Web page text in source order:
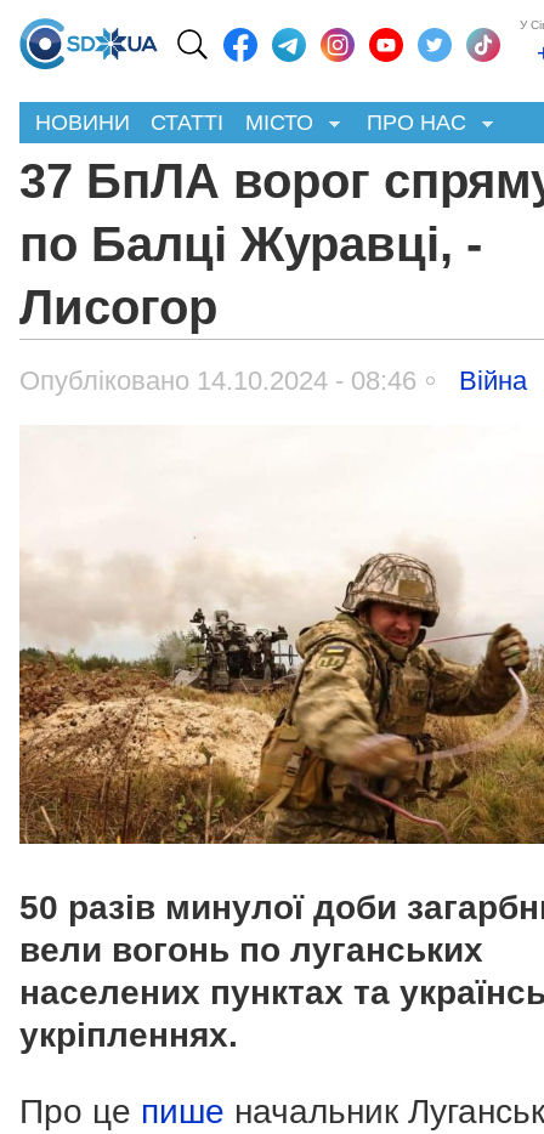
У
НОВИНИ СТАТТІ МІСТО ПРО НАС
37 БпЛА ворог
по Балці Журавці, -
Лисогор
Опубліковано 14.10.2024 - 08:46 Війна
50 разів минулої доби
вели вогонь по луганських
населених пунктах та
укріпленнях.
Про це пише начальник